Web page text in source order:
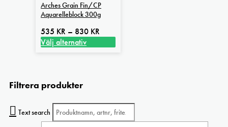
Arches Grain Fin/CP
Aquarelleblock 300g
535 KR – 830 KR
Välj alternativ
har
varianter.
De
Filtrera produkter
Text search